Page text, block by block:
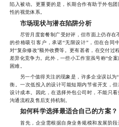
陷入被动。更重要的是，长期合作有助于外包
性的视觉体系。
市场现状与潜在陷阱分析
尽管月度套餐制广受好评，但市面上仍存在
的价格吸引客户，承诺“无限设计”，但在合同
对“复杂修改”额外收费等。更有甚者，在交付
差异化竞争力。此外，一些小工作室虽号称“全
困难。
另一个值得关注的现象是，许多企业误以为“
衡。一次低投入的设计可能短期内节省开支，
设计成本。因此，在选择外包公司时，不能只
沟通流程及售后支持机制。
如何科学选择最适合自己的方案？
首先，企业需根据自身业务规模和发展阶段